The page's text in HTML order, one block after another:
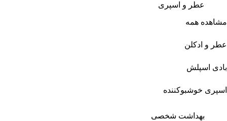
عطر و اسپری
مشاهده همه
عطر و ادکلن
بادی اسپلش
اسپری خوشبوکننده
بهداشت شخصی